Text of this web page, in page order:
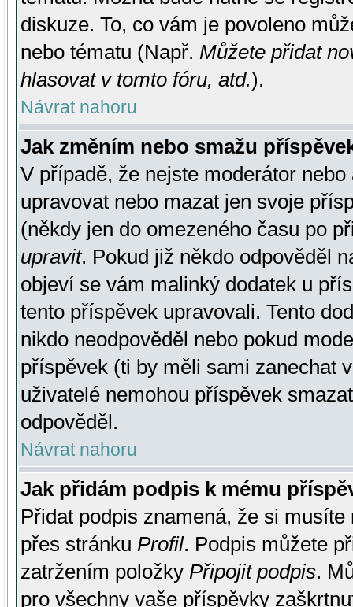
diskuze. To, co vám je povoleno
nebo tématu (Např. Můžete přidat
hlasovat v tomto fóru, atd.).
Návrat nahoru
Jak změním nebo smažu
V případě, že nejste moderátor
upravovat nebo mazat jen svoje
(někdy jen do omezeného času po
upravit. Pokud již někdo odpověděl
objeví se vám malinký dodatek u
tento příspěvek upravovali. Tento
nikdo neodpověděl nebo pokud
příspěvek (ti by měli sami zanechat
uživatelé nemohou příspěvek
odpověděl.
Návrat nahoru
Jak přidám podpis k mému
Přidat podpis znamená, že si
přes stránku Profil. Podpis můžete
zatržením položky Připojit podpis.
pro všechny vaše příspěvky